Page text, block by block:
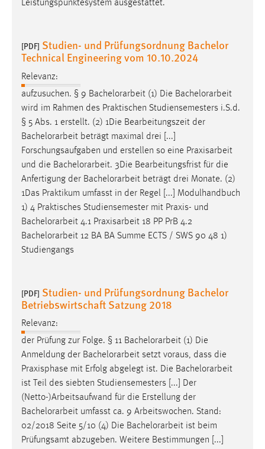
Leistungspunktesystem ausgestattet.
[PDF] Studien- und Prüfungsordnung Bachelor
Technical Engineering vom 10.10.2024
Relevanz:
aufzusuchen. § 9 Bachelorarbeit (1) Die Bachelorarbeit
wird im Rahmen des Praktischen Studiensemesters i.S.d.
§ 5 Abs. 1 erstellt. (2) 1Die Bearbeitungszeit der
Bachelorarbeit beträgt maximal drei [...]
Forschungsaufgaben und erstellen so eine Praxisarbeit
und die Bachelorarbeit. 3Die Bearbeitungsfrist für die
Anfertigung der Bachelorarbeit beträgt drei Monate. (2)
1Das Praktikum umfasst in der Regel [...] Modulhandbuch
1) 4 Praktisches Studiensemester mit Praxis- und
Bachelorarbeit 4.1 Praxisarbeit 18 PP PrB 4.2
Bachelorarbeit 12 BA BA Summe ECTS / SWS 90 48 1)
Studiengangs
[PDF] Studien- und Prüfungsordnung Bachelor
Betriebswirtschaft Satzung 2018
Relevanz:
der Prüfung zur Folge. § 11 Bachelorarbeit (1) Die
Anmeldung der Bachelorarbeit setzt voraus, dass die
Praxisphase mit Erfolg abgelegt ist. Die Bachelorarbeit
ist Teil des siebten Studiensemesters [...] Der
(Netto-)Arbeitsaufwand für die Erstellung der
Bachelorarbeit umfasst ca. 9 Arbeitswochen. Stand:
02/2018 Seite 5/10 (4) Die Bachelorarbeit ist beim
Prüfungsamt abzugeben. Weitere Bestimmungen [...]